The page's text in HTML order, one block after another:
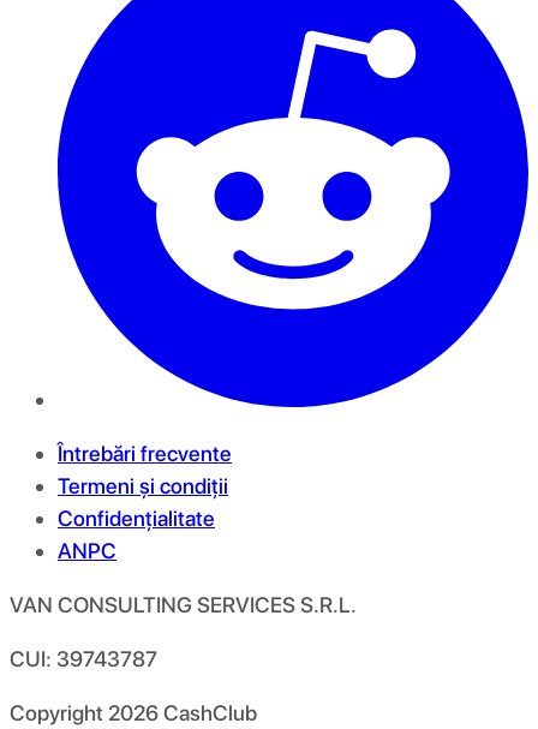
Întrebări frecvente
Termeni și condiții
Confidențialitate
ANPC
VAN CONSULTING SERVICES S.R.L.
CUI: 39743787
Copyright 2026CashClub